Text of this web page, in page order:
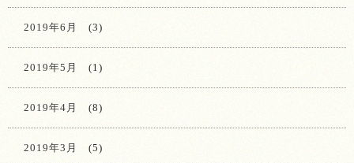
2019年6月 (3)
2019年5月 (1)
2019年4月 (8)
2019年3月 (5)